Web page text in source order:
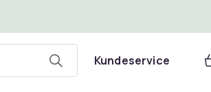
Kundeservice